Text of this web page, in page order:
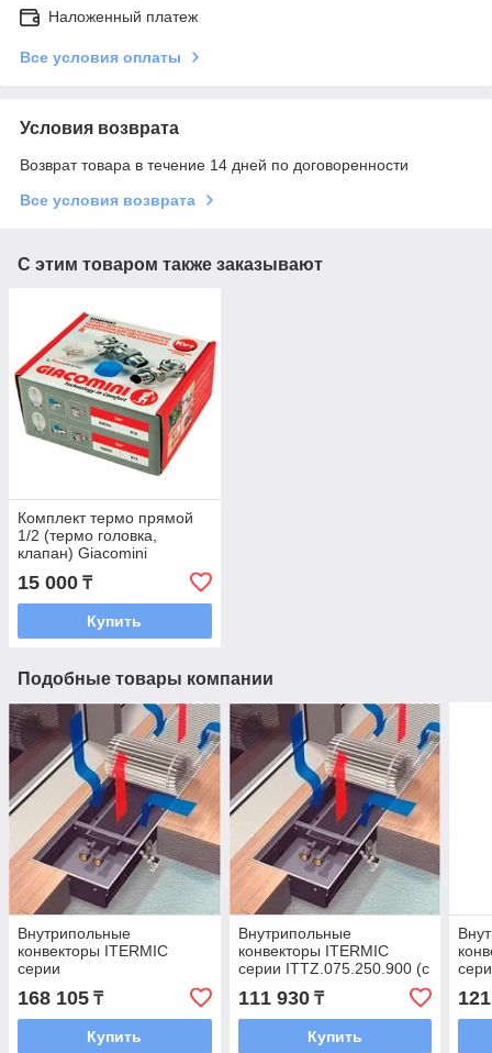
Наложенный платеж
Все условия оплаты
Условия возврата
Возврат товара в течение 14 дней по договоренности
Все условия возврата
С этим товаром также заказывают
Комплект термо прямой
1/2 (термо головка,
клапан) Giacomini
15 000 ₸
Купить
Подобные товары компании
Внутрипольные
конвекторы ITERMIC
серии
естественной конвекцией)
168 105 ₸
Купить
Внутрипольные
конвекторы ITERMIC
серии ITTZ.075.250.900 (с
естественной конвекцией)
111 930₸
Купить